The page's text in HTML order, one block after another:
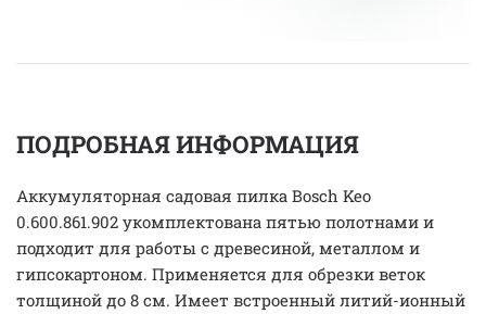
ПОДРОБНАЯ ИНФОРМАЦИЯ
Аккумуляторная садовая пилка Bosch Keo
0.600.861.902 укомплектована пятью полотнами и
подходит для работы с древесиной, металлом и
гипсокартоном. Применяется для обрезки веток
толщиной до 8 см. Имеет встроенный литий-ионный